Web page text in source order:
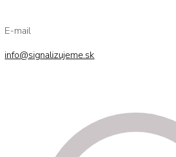
E-mail
info@signalizujeme.sk